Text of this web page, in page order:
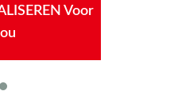
Voor